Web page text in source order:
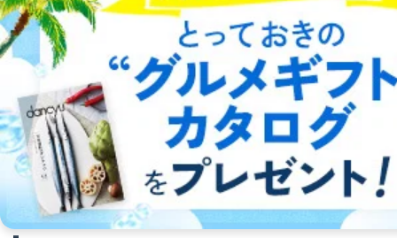
取扱いなし
フワフワ＆モコモコな生活が心地良い
詳細をみる ＞